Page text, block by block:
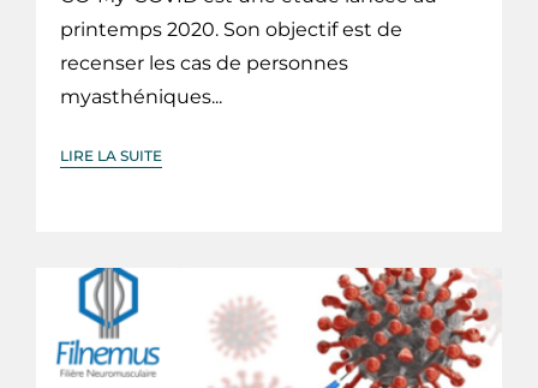
printemps 2020. Son objectif est de
recenser les cas de personnes
myasthéniques...
LIRE LA SUITE